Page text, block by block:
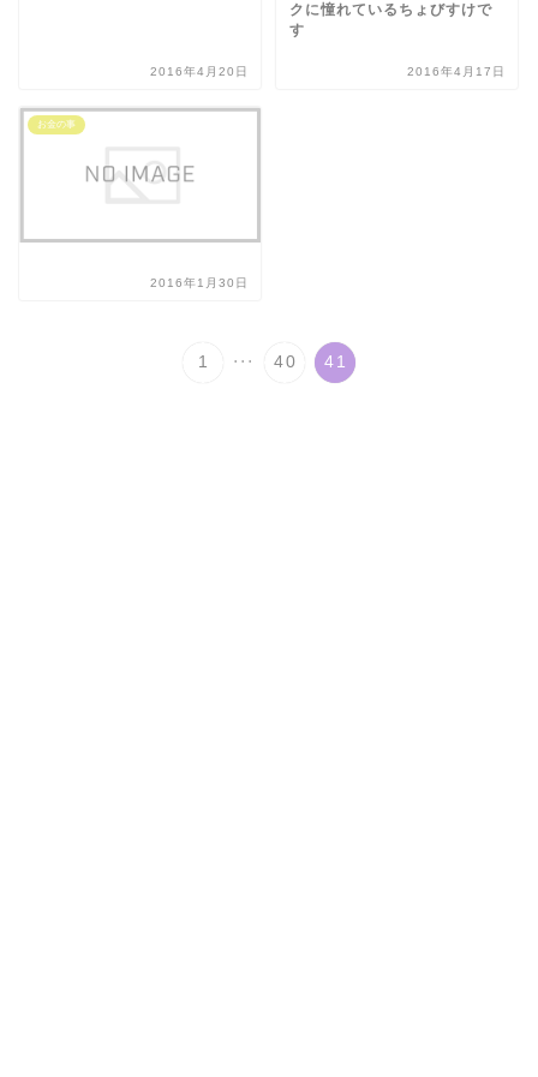
2016年4月20日
クに憧れているちょびすけで
す
2016年4月17日
お金の事
2016年1月30日
1 ... 40 41